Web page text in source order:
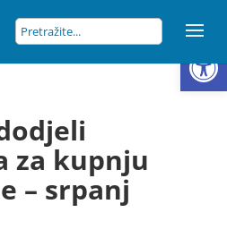
za kupnju
– srpanj